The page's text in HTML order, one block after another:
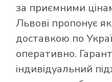
за приємними
Львові пропонує
доставкою по
оперативно.
індивідуальний